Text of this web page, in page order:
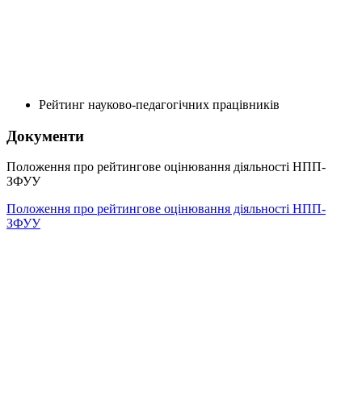
Рейтинг науково-педагогічних працівників
Документи
Положення про рейтингове оцінювання діяльності НПП-
ЗФУУ
Положення про рейтингове оцінювання діяльності НПП-
ЗФУУ